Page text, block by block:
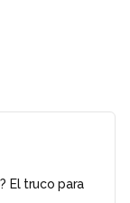
El truco para